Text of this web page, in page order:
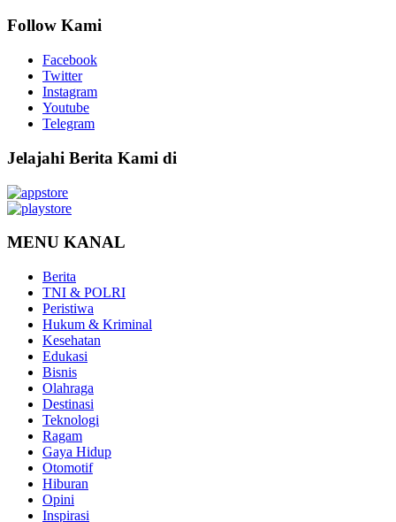
Follow Kami
Facebook
Twitter
Instagram
Youtube
Telegram
Jelajahi Berita Kami di
MENU KANAL
Berita
TNI & POLRI
Peristiwa
Hukum & Kriminal
Kesehatan
Edukasi
Bisnis
Olahraga
Destinasi
Teknologi
Ragam
Gaya Hidup
Otomotif
Hiburan
Opini
Inspirasi